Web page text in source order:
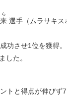
選手（ムラサキス
功させ1位を獲得。
した。
トと得点が伸びず7